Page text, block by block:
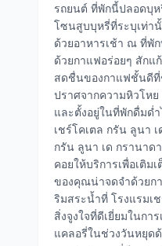
รถยนต์ ที่พักนี้ปลอดบุห
โซนสูบบุหรี่ที่ระบุเท่า
ด้วยอาหารเช้า ณ ที่พั
ด้วยกาแฟอร่อยๆ สัก
สดชื่นของกาแฟชั้นดีที่
ปราศจากความหิวโหย
และตั้งอยู่ในที่พักดื่มด่
เชร์โคเตล กรัน ลูนา
กรัน ลูนา เด กรานาด
คอยให้บริการเพื่อเติม
ของคุณน่าจดจำด้วยก
ริมสระน้ำที่ โรงแรมเ
สิ่งจูงใจที่ดีเยี่ยมในกา
แคลอรี่ในช่วงวันหยุด